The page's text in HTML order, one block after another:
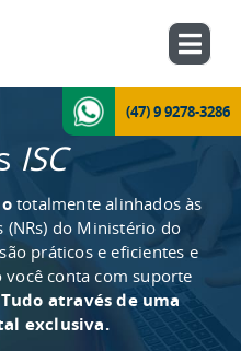
(47) 9 9278-3286
ISC
totalmente alinhados às
(NRs) do Ministério do
práticos e eficientes e
conta com suporte
Tudo através de uma
exclusiva.